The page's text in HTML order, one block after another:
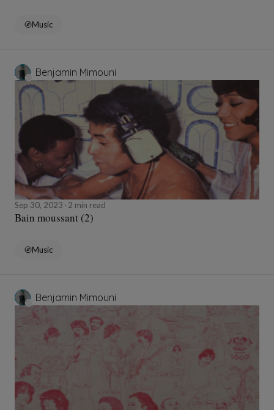
Music
Benjamin Mimouni
Sep 30, 2023 2 min read
Bain moussant (2)
Music
Benjamin Mimouni